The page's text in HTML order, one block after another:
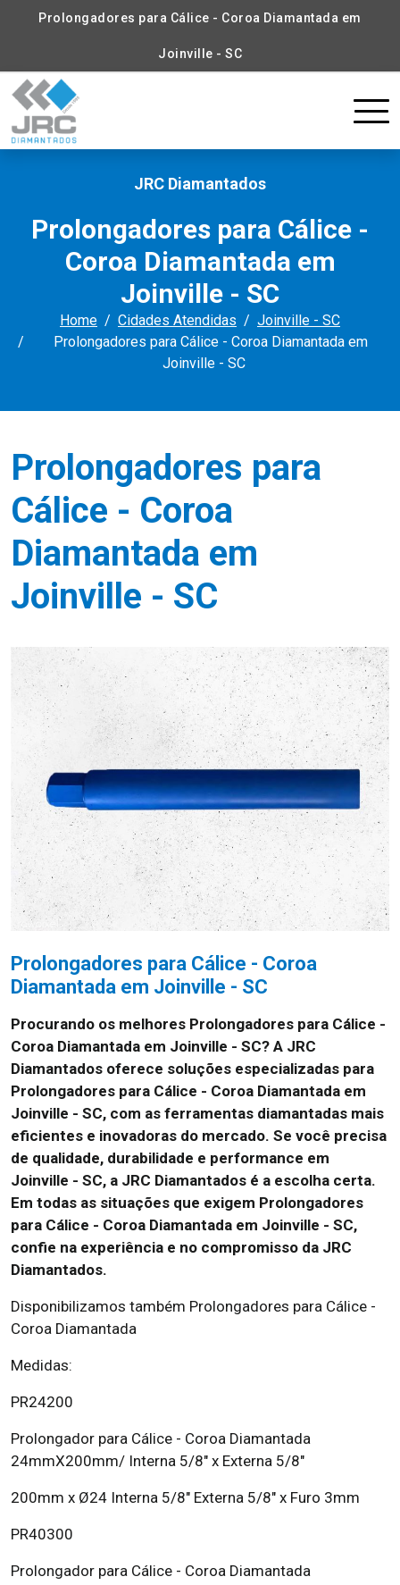
Prolongadores para Cálice - Coroa Diamantada em
Joinville - SC
JRC Diamantados
Prolongadores para Cálice -
Coroa Diamantada em
Joinville - SC
Home Cidades Atendidas
Joinville - SC
Prolongadores para Cálice - Coroa Diamantada em
Joinville - SC
Prolongadores para
Cálice - Coroa
Diamantada em
Joinville - SC
Prolongadores para Cálice - Coroa
Diamantada em Joinville - SC
Procurando os melhores Prolongadores para Cálice -
Coroa Diamantada em Joinville - SC? A JRC
Diamantados oferece soluções especializadas para
Prolongadores para Cálice - Coroa Diamantada em
Joinville - SC, com as ferramentas diamantadas mais
eficientes e inovadoras do mercado. Se você precisa
de qualidade, durabilidade e performance em
Joinville - SC, a JRC Diamantados é a escolha certa.
Em todas as situações que exigem Prolongadores
para Cálice - Coroa Diamantada em Joinville - SC,
confie na experiência e no compromisso da JRC
Diamantados.
Disponibilizamos também Prolongadores para Cálice -
Coroa Diamantada
Medidas:
PR24200
Prolongador para Cálice - Coroa Diamantada
24mmX200mm/ Interna 5/8" x Externa 5/8"
200mm x Ø24 Interna 5/8" Externa 5/8" x Furo 3mm
PR40300
Prolongador para Cálice - Coroa Diamantada